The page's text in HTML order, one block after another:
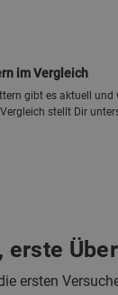
im Vergleich
gibt es aktuell
stellt Dir
erste
ersten